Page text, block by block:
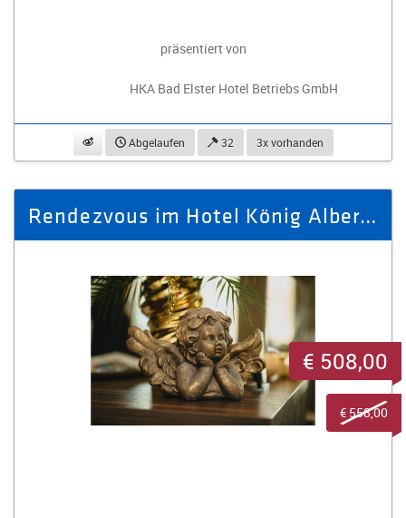
präsentiert von
HKA Bad Elster Hotel Betriebs GmbH
beobachtenAbgelaufen 32 3x vorhanden
Rendezvous im Hotel König Albert, Superior - Zimmer für 2 Personen
€ 508,00
€ 558,00